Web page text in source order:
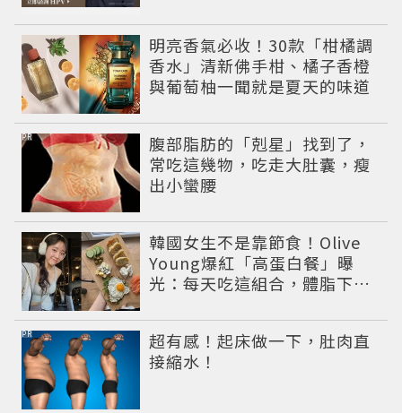
明亮香氣必收！30款「柑橘調
香水」清新佛手柑、橘子香橙
與葡萄柚一聞就是夏天的味道
腹部脂肪的「剋星」找到了，
常吃這幾物，吃走大肚囊，瘦
出小蠻腰
PR
韓國女生不是靠節食！Olive
Young爆紅「高蛋白餐」曝
光：每天吃這組合，體脂下降
超有感！起床做一下，肚肉直
接縮水！
PR